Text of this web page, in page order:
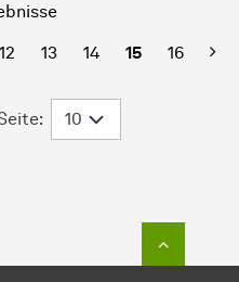
12 13 14 15 16